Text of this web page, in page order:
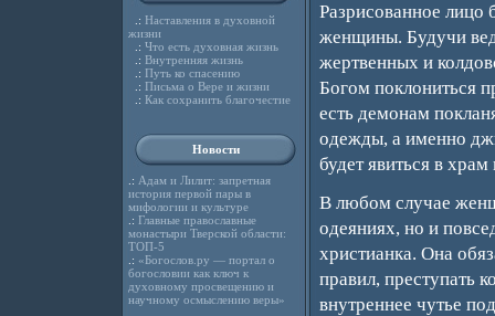
.: Наставления в духовной
жизни
.: Что есть духовная жизнь
.: Внутренняя жизнь
.: Путь ко спасению
.: Письма о Вере и жизни
.: Как сохранить благочестие
Новости
.: Адам и Лилит: запретная
история первой пары в
мифологии и культуре
.: Главные православные
монастыри Тверской области:
ТОП-5
.: «Богослов.ру — портал о
богословии как ключ к
духовному просвещению и
научному осмыслению веры»
Разрисованное лицо
женщины. Будучи
жертвенных и
Богом поклониться
есть демонам
одежды, а именно
будет явиться в
В любом случае
одеяниях, но и
христианка. Она
правил, преступать
внутреннее чутье